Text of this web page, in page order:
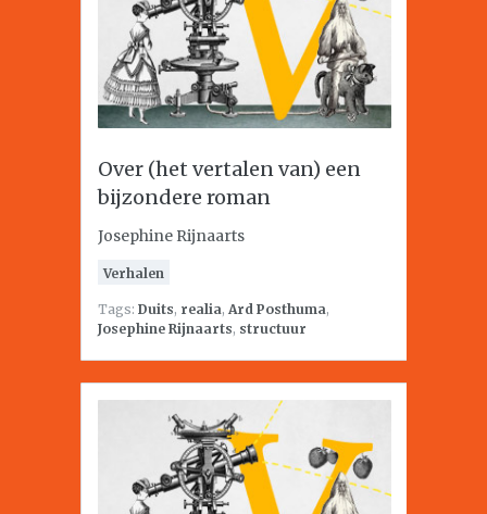
Over (het vertalen van) een
bijzondere roman
Josephine Rijnaarts
Verhalen
Tags: Duits, realia, Ard Posthuma,
Josephine Rijnaarts, structuur